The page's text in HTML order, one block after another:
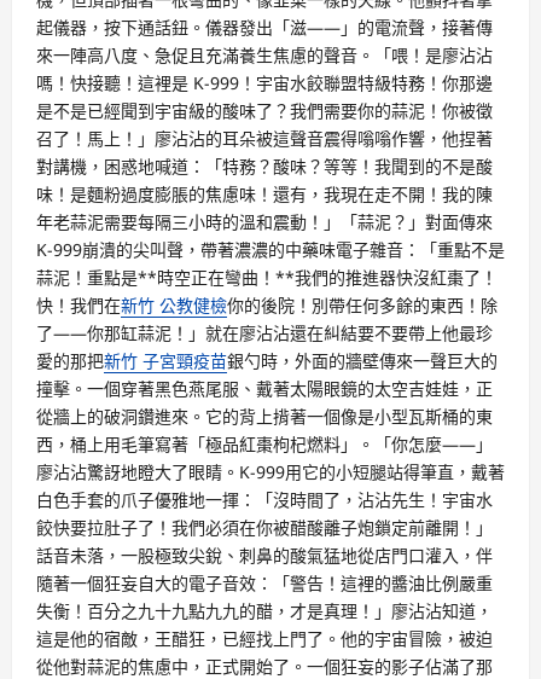
起儀器，按下通話鈕。儀器發出「滋——」的電流聲，接著傳
來一陣高八度、急促且充滿養生焦慮的聲音。「喂！是廖沾沾
嗎！快接聽！這裡是 K-999！宇宙水餃聯盟特級特務！你那邊
是不是已經聞到宇宙級的酸味了？我們需要你的蒜泥！你被徵
召了！馬上！」廖沾沾的耳朵被這聲音震得嗡嗡作響，他捏著
對講機，困惑地喊道：「特務？酸味？等等！我聞到的不是酸
味！是麵粉過度膨脹的焦慮味！還有，我現在走不開！我的陳
年老蒜泥需要每隔三小時的溫和震動！」「蒜泥？」對面傳來
K-999崩潰的尖叫聲，帶著濃濃的中藥味電子雜音：「重點不是
蒜泥！重點是**時空正在彎曲！**我們的推進器快沒紅棗了！
快！我們在新竹 公教健檢你的後院！別帶任何多餘的東西！除
了——你那缸蒜泥！」就在廖沾沾還在糾結要不要帶上他最珍
愛的那把新竹 子宮頸疫苗銀勺時，外面的牆壁傳來一聲巨大的
撞擊。一個穿著黑色燕尾服、戴著太陽眼鏡的太空吉娃娃，正
從牆上的破洞鑽進來。它的背上揹著一個像是小型瓦斯桶的東
西，桶上用毛筆寫著「極品紅棗枸杞燃料」。「你怎麼——」
廖沾沾驚訝地瞪大了眼睛。K-999用它的小短腿站得筆直，戴著
白色手套的爪子優雅地一揮：「沒時間了，沾沾先生！宇宙水
餃快要拉肚子了！我們必須在你被醋酸離子炮鎖定前離開！」
話音未落，一股極致尖銳、刺鼻的酸氣猛地從店門口灌入，伴
隨著一個狂妄自大的電子音效：「警告！這裡的醬油比例嚴重
失衡！百分之九十九點九九的醋，才是真理！」廖沾沾知道，
這是他的宿敵，王醋狂，已經找上門了。他的宇宙冒險，被迫
從他對蒜泥的焦慮中，正式開始了。一個狂妄的影子佔滿了那